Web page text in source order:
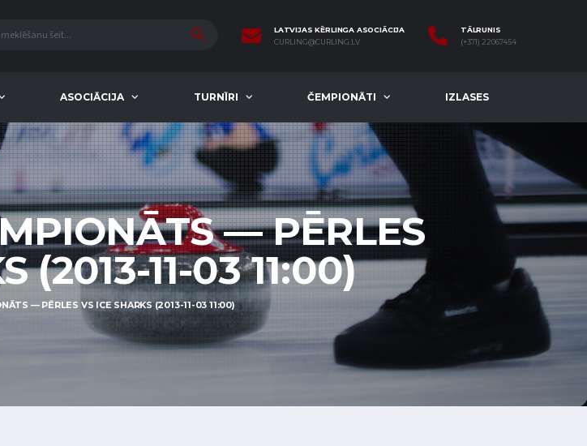
LATVIJAS KĒRLINGA ASOCIĀCIJA
CURLING@CURLING.LV
TĀLRUNIS
(+371) 22067454
ASOCIĀCIJA TURNĪRI ČEMPIONĀTI IZLASES
— PĒRLES
(2013-11-03 11:00)
— PĒRLES VS ICE SHARKS (2013-11-03 11:00)